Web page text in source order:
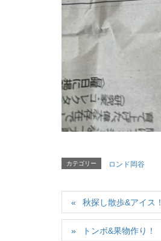
カテゴリー ロンド岡谷
秋探し散歩&アイス！
トンボ&果物作り！